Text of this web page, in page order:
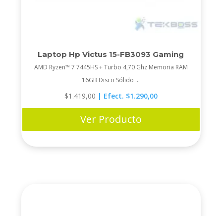
Laptop Hp Victus 15-FB3093 Gaming
AMD Ryzen™ 7 7445HS + Turbo 4,70 Ghz Memoria RAM
16GB Disco Sólido ...
$1.419,00 | Efect. $1.290,00
Ver Producto